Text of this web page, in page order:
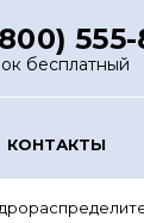
бесплатный
КОНТАКТЫ